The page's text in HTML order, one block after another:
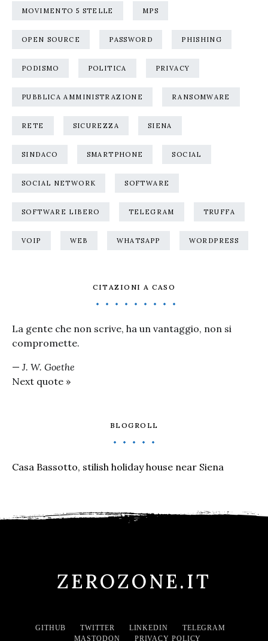
MOVIMENTO 5 STELLE MPS
OPEN SOURCE PASSWORD PHISHING
PODISMO POLITICA PRIVACY
PUBBLICA AMMINISTRAZIONE RANSOMWARE
RETE SICUREZZA SIENA
SINDACO SMARTPHONE SOCIAL
SOCIAL NETWORK SOFTWARE
SOFTWARE LIBERO TELEGRAM TRUFFA
VOIP WEB WHATSAPP WORDPRESS
CITAZIONI A CASO
La gente che non scrive, ha un vantaggio, non si
compromette.
— J. W. Goethe
Next quote »
BLOGROLL
Casa Bassotto, stilish holiday house near Siena
ZEROZONE.IT
GITHUB TWITTER LINKEDIN
TELEGRAM
MASTODON
PRIVACY POLICY